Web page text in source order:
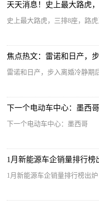
天天消息！史上最大路虎
史上最大路虎，三排8座，路
焦点热文：雷诺和日产，
雷诺和日产，步入离婚冷静期
下一个电动车中心：墨西哥
下一个电动车中心：墨西哥
1月新能源车企销量排行榜出